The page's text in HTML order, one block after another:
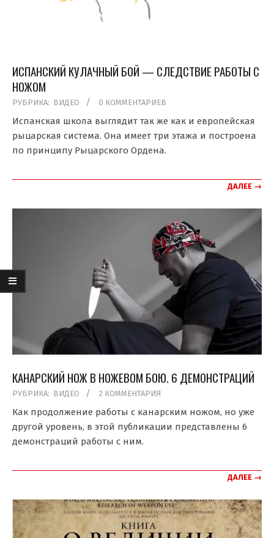
ИСПАНСКИЙ КУЛАЧНЫЙ БОЙ — СЛЕДСТВИЕ РАБОТЫ С
НОЖОМ
2019-
11-
РУБРИКА: ВИДЕО 0 КОММЕНТАРИЕВ
Испанская школа выглядит так же как и европейская
рыцарская система. Она имеет три этажа и построена
по принципу Рыцарского Ордена.
ДАЛЕЕ →
КАНАРСКИЙ НОЖ В НОЖЕВОМ БОЮ. 6 ДЕМОНСТРАЦИЙ
2019-
10-
РУБРИКА: ВИДЕО 2 КОММЕНТАРИЯ
Как продолжение работы с канарским ножом, но уже
другой уровень, в этой публикации представлены 6
демонстраций работы с ним.
ДАЛЕЕ →